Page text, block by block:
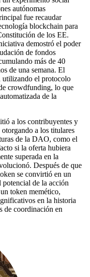
autónomas
fue recaudar
blockchain para
de los EE.
demostró el poder
de fondos
más de 40
de una semana. El
utilizando el protocolo
crowdfunding, lo que
de la
a los contribuyentes y
a los titulares
de la DAO, como el
si la oferta hubiera
superada en la
Después de que
se convirtió en un
de la acción
token memético,
en la historia
de coordinación en